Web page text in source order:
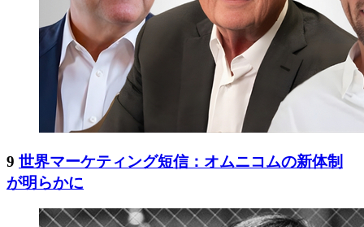
9 世界マーケティング短信：オムニコムの新体制
が明らかに